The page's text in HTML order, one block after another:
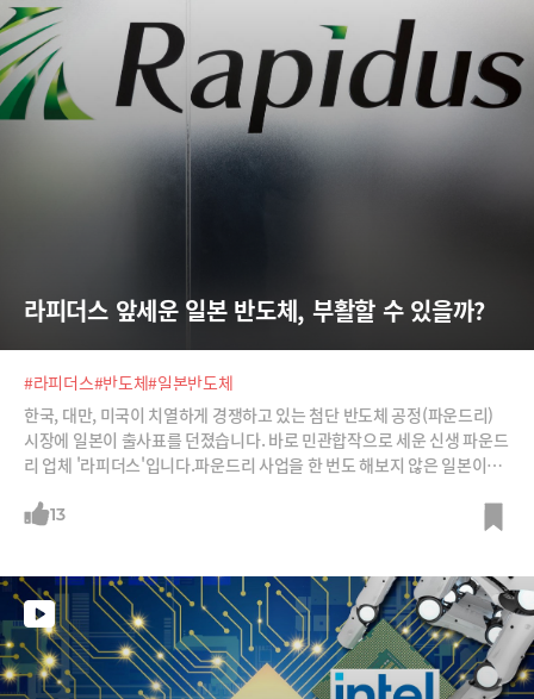
라피더스 앞세운 일본 반도체, 부활할 수 있을까?
#라피더스#반도체#일본반도체
한국, 대만, 미국이 치열하게 경쟁하고 있는 첨단 반도체 공정(파운드리)
시장에 일본이 출사표를 던졌습니다. 바로 민관합작으로 세운 신생 파운드
리 업체 '라피더스'입니다.파운드리 사업을 한 번도 해보지 않은 일본이지
겠다는 계획입니다. 한때 전 세계를 주름잡던 '일본 반도체'의 부활을 노리
이유로 라피더스도 실패할 가능성이 높다는 것이죠.
13